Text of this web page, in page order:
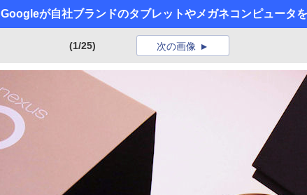
Googleが自社ブランドのタブレットやメガネコンピュータ
(1/25) 次の画像